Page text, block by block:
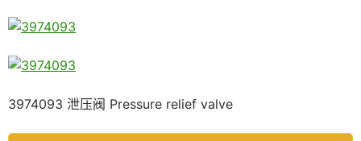
3974093 泄压阀 Pressure relief valve